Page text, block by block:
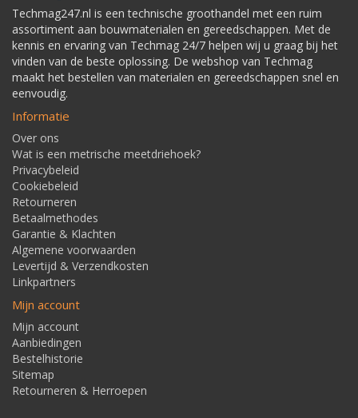
Techmag247.nl is een technische groothandel met een ruim
assortiment aan bouwmaterialen en gereedschappen. Met de
kennis en ervaring van Techmag 24/7 helpen wij u graag bij het
vinden van de beste oplossing. De webshop van Techmag
maakt het bestellen van materialen en gereedschappen snel en
eenvoudig.
Informatie
Over ons
Wat is een metrische meetdriehoek?
Privacybeleid
Cookiebeleid
Retourneren
Betaalmethodes
Garantie & Klachten
Algemene voorwaarden
Levertijd & Verzendkosten
Linkpartners
Mijn account
Mijn account
Aanbiedingen
Bestelhistorie
Sitemap
Retourneren & Herroepen